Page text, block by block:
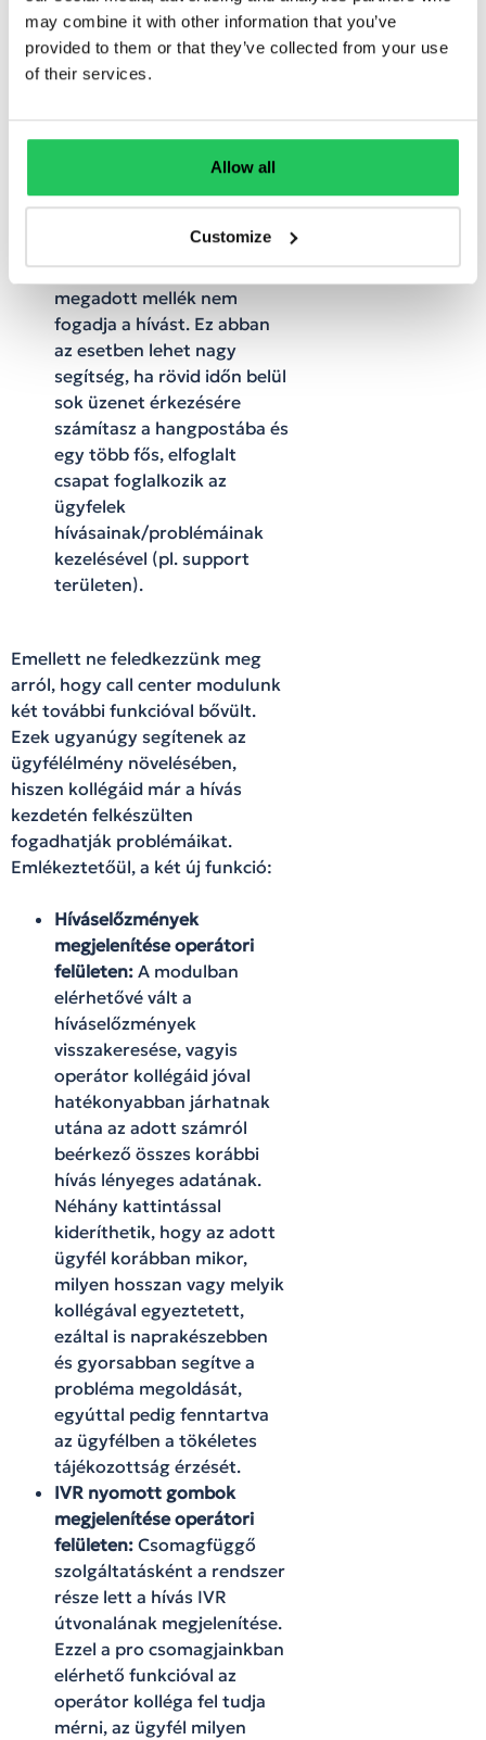
may combine it with other information that you’ve
provided to them or that they’ve collected from your use
of their services.
Allow all
Customize
fiókban az üzenetlistát a
kollégáknak nézegetni
kéne. A csoportos
üzeneteket a rendszer egy
meghatározott mellékre
továbbítja kihívással és ott
azok bejátszásra
időközönként mindaddig
próbálja a rendszer, míg a
megadott mellék nem
fogadja a hívást. Ez abban
az esetben lehet nagy
segítség, ha rövid időn belül
sok üzenet érkezésére
számítasz a hangpostába és
egy több fős, elfoglalt
csapat foglalkozik az
ügyfelek
hívásainak/problémáinak
kezelésével (pl. support
területen).
Emellett ne feledkezzünk meg
arról, hogy call center modulunk
két további funkcióval bővült.
Ezek ugyanúgy segítenek az
ügyfélélmény növelésében,
hiszen kollégáid már a hívás
kezdetén felkészülten
fogadhatják problémáikat.
Emlékeztetőül, a két új funkció:
Híváselőzmények
megjelenítése operátori
felületen: A modulban
elérhetővé vált a
híváselőzmények
visszakeresése, vagyis
operátor kollégáid jóval
hatékonyabban járhatnak
utána az adott számról
beérkező összes korábbi
hívás lényeges adatának.
Néhány kattintással
kideríthetik, hogy az adott
ügyfél korábban mikor,
milyen hosszan vagy melyik
kollégával egyeztetett,
ezáltal is naprakészebben
és gyorsabban segítve a
probléma megoldását,
egyúttal pedig fenntartva
az ügyfélben a tökéletes
tájékozottság érzését.
IVR nyomott gombok
megjelenítése operátori
felületen: Csomagfüggő
szolgáltatásként a rendszer
része lett a hívás IVR
útvonalának megjelenítése.
Ezzel a pro csomagjainkban
elérhető funkcióval az
operátor kolléga fel tudja
mérni, az ügyfél milyen